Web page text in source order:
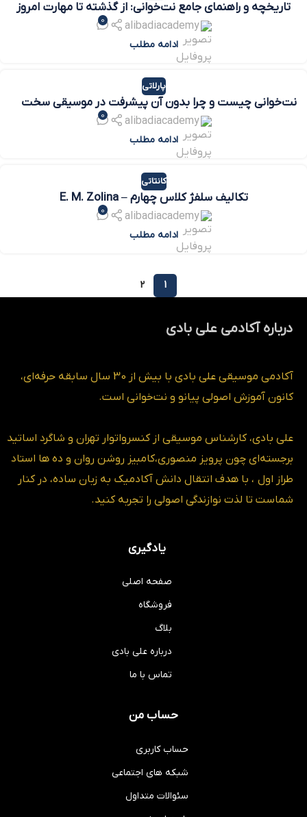
تاریخچه و راهنمای جامع نت‌خوانی: از گذشته تا مهارت امروز
alibadiacademy
0
ادامه مطلب
پارلاتی
نت‌خوانی چیست و چرا بدون آن پیشرفت در موسیقی سخت
است؟ (راهنمای کامل یادگیری)
alibadiacademy
0
ادامه مطلب
کانتاتی
تکالیف سلفژ کلاس چهارم – E. M. Zolina
alibadiacademy
0
ادامه مطلب
1
2
درباره آکادمی علی بادی
آکادمی موسیقی علی بادی با بیش از 30 سال سابقه حرفه‌ای،
کانون آموزش اصولی پیانو و نت‌خوانی است.
علی بادی، کارشناس موسیقی از کنسرواتوار تهران و شاگرد اساتید
برجسته‌ای چون پرویز منصوری،کامبیز روشن روان و ده ها استاد
طراز اول ، با هدف انتقال دانش آکادمیک به زبان ساده، در کنار
شماست تا لذت نوازندگی اصولی را تجربه کنید.
یادگیری
صفحه اصلی
فروشگاه
بلاگ
درباره علی بادی
تماس با ما
حساب من
حساب کاربری
شبکه های اجتماعی
سئوالات متداول